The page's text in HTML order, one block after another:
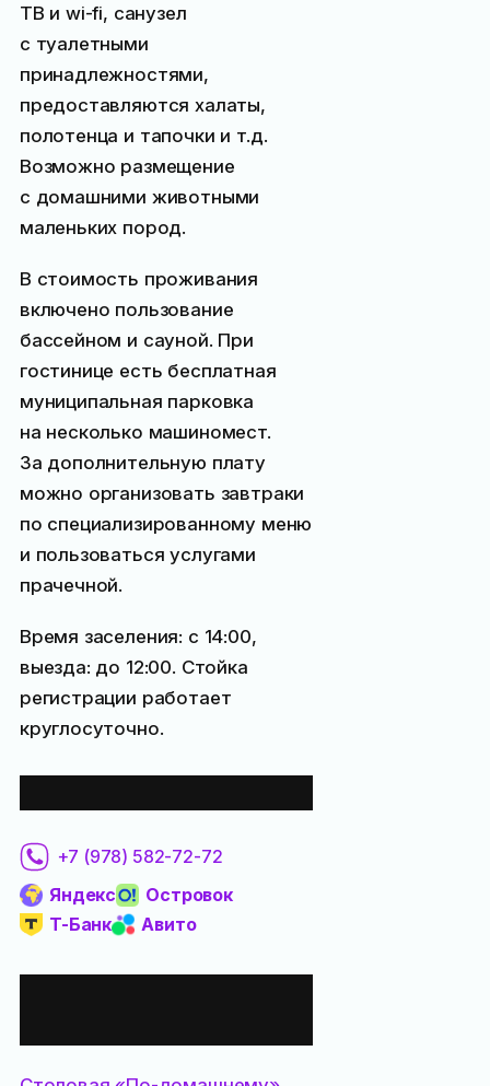
ТВ и wi-fi, санузел
с туалетными
принадлежностями,
предоставляются халаты,
полотенца и тапочки и т.д.
Возможно размещение
с домашними животными
маленьких пород.
В стоимость проживания
включено пользование
бассейном и сауной. При
гостинице есть бесплатная
муниципальная парковка
на несколько машиномест.
За дополнительную плату
можно организовать завтраки
по специализированному меню
и пользоваться услугами
прачечной.
Время заселения: с 14:00,
выезда: до 12:00. Стойка
регистрации работает
круглосуточно.
+7 (978) 582-72-72
Яндекс
Островок
Т-Банк
Авито